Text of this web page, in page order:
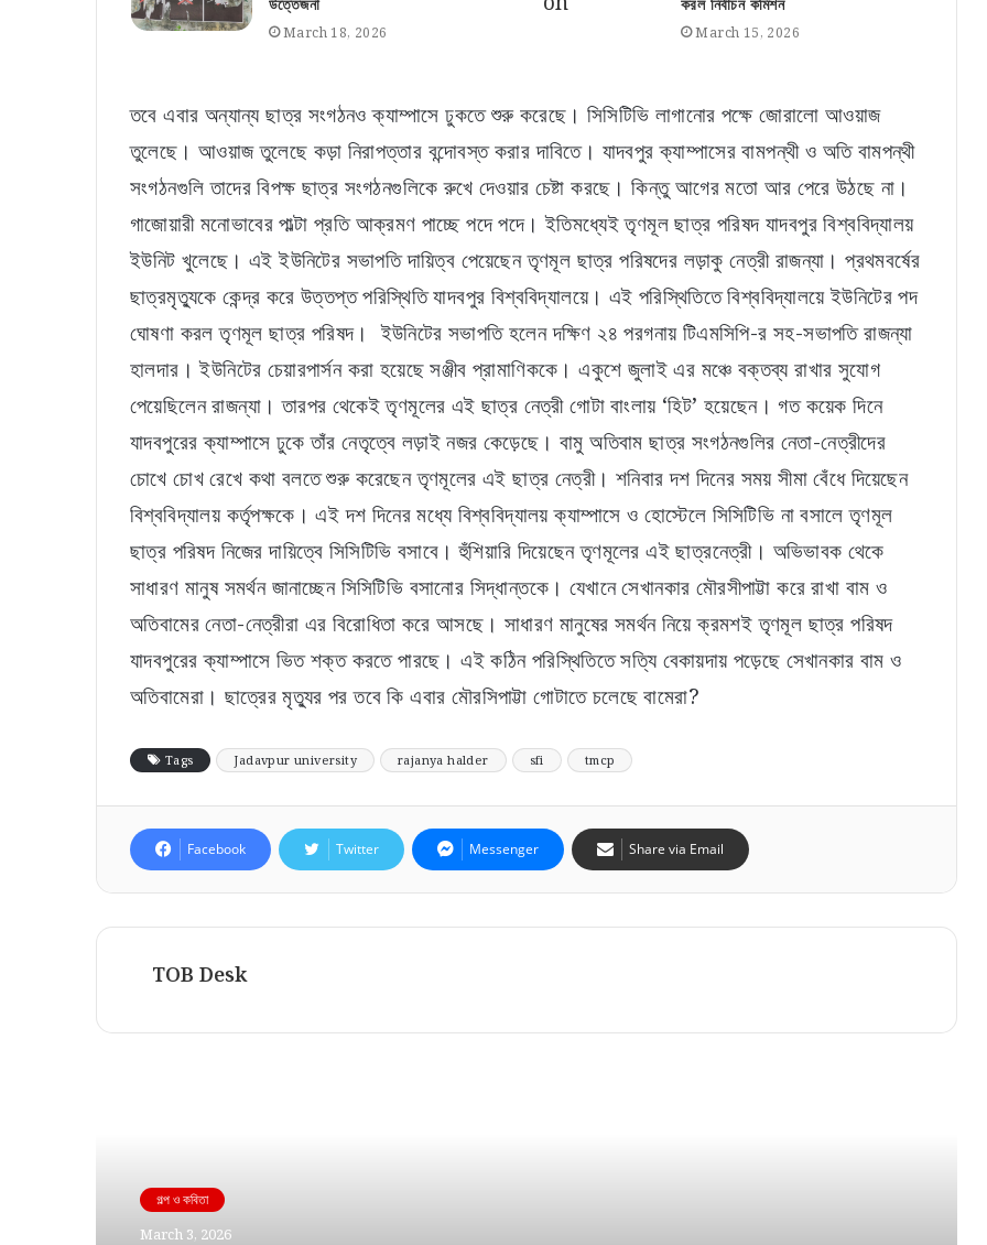
March 18, 2026 March 15, 2026
তবে এবার অন্যান্য ছাত্র সংগঠনও ক্যাম্পাসে ঢুকতে শুরু করেছে। সিসিটিভি লাগানোর পক্ষে জোরালো আওয়াজ
তুলেছে। আওয়াজ তুলেছে কড়া নিরাপত্তার বন্দোবস্ত করার দাবিতে। যাদবপুর ক্যাম্পাসের বামপন্থী ও অতি বামপন্থী
সংগঠনগুলি তাদের বিপক্ষ ছাত্র সংগঠনগুলিকে রুখে দেওয়ার চেষ্টা করছে। কিন্তু আগের মতো আর পেরে উঠছে না।
গাজোয়ারী মনোভাবের পাল্টা প্রতি আক্রমণ পাচ্ছে পদে পদে। ইতিমধ্যেই তৃণমূল ছাত্র পরিষদ যাদবপুর বিশ্ববিদ্যালয়
ইউনিট খুলেছে। এই ইউনিটের সভাপতি দায়িত্ব পেয়েছেন তৃণমূল ছাত্র পরিষদের লড়াকু নেত্রী রাজন্যা। প্রথমবর্ষের
ছাত্রমৃত্যুকে কেন্দ্র করে উত্তপ্ত পরিস্থিতি যাদবপুর বিশ্ববিদ্যালয়ে। এই পরিস্থিতিতে বিশ্ববিদ্যালয়ে ইউনিটের পদ
ঘোষণা করল তৃণমূল ছাত্র পরিষদ। ইউনিটের সভাপতি হলেন দক্ষিণ ২৪ পরগনায় টিএমসিপি-র সহ-সভাপতি রাজন্যা
হালদার। ইউনিটের চেয়ারপার্সন করা হয়েছে সঞ্জীব প্রামাণিককে। একুশে জুলাই এর মঞ্চে বক্তব্য রাখার সুযোগ
পেয়েছিলেন রাজন্যা। তারপর থেকেই তৃণমূলের এই ছাত্র নেত্রী গোটা বাংলায় ‘হিট’ হয়েছেন। গত কয়েক দিনে
যাদবপুরের ক্যাম্পাসে ঢুকে তাঁর নেতৃত্বে লড়াই নজর কেড়েছে। বামু অতিবাম ছাত্র সংগঠনগুলির নেতা-নেত্রীদের
চোখে চোখ রেখে কথা বলতে শুরু করেছেন তৃণমূলের এই ছাত্র নেত্রী। শনিবার দশ দিনের সময় সীমা বেঁধে দিয়েছেন
বিশ্ববিদ্যালয় কর্তৃপক্ষকে। এই দশ দিনের মধ্যে বিশ্ববিদ্যালয় ক্যাম্পাসে ও হোস্টেলে সিসিটিভি না বসালে তৃণমূল
ছাত্র পরিষদ নিজের দায়িত্বে সিসিটিভি বসাবে। হুঁশিয়ারি দিয়েছেন তৃণমূলের এই ছাত্রনেত্রী। অভিভাবক থেকে
সাধারণ মানুষ সমর্থন জানাচ্ছেন সিসিটিভি বসানোর সিদ্ধান্তকে। যেখানে সেখানকার মৌরসীপাট্টা করে রাখা বাম ও
অতিবামের নেতা-নেত্রীরা এর বিরোধিতা করে আসছে। সাধারণ মানুষের সমর্থন নিয়ে ক্রমশই তৃণমূল ছাত্র পরিষদ
যাদবপুরের ক্যাম্পাসে ভিত শক্ত করতে পারছে। এই কঠিন পরিস্থিতিতে সত্যি বেকায়দায় পড়েছে সেখানকার বাম ও
অতিবামেরা। ছাত্রের মৃত্যুর পর তবে কি এবার মৌরসিপাট্টা গোটাতে চলেছে বামেরা?
Tags Jadavpur university rajanya halder sfi tmcp
Facebook Twitter Messenger Share via Email
TOB Desk
গল্প ও কবিতা
March 3, 2026
মমতা ব্যানার্জীর গানেই রঙিন হল দোল-উৎসব